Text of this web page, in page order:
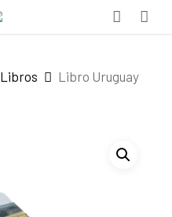
Libros
Libro Uruguay